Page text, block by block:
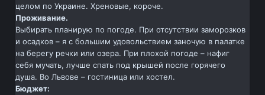
целом по Украине. Хреновые, короче.
Проживание.
Выбирать планирую по погоде. При отсутствии заморозков
и осадков – я с большим удовольствием заночую в палатке
на берегу речки или озера. При плохой погоде – нафиг
себя мучать, лучше спать под крышей после горячего
душа. Во Львове – гостиница или хостел.
Бюджет: